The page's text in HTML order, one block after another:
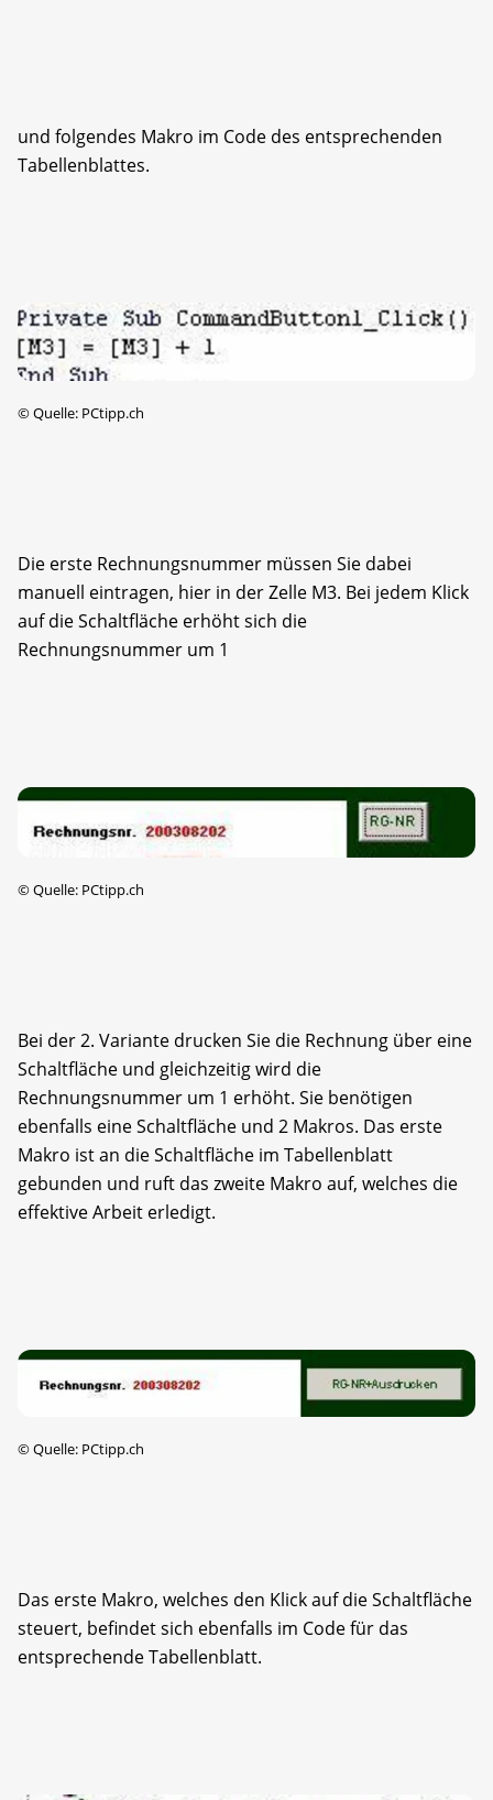
und folgendes Makro im Code des entsprechenden
Tabellenblattes.
©Quelle: PCtipp.ch
Die erste Rechnungsnummer müssen Sie dabei
manuell eintragen, hier in der Zelle M3. Bei jedem Klick
auf die Schaltfläche erhöht sich die
Rechnungsnummer um 1
©Quelle: PCtipp.ch
Bei der 2. Variante drucken Sie die Rechnung über eine
Schaltfläche und gleichzeitig wird die
Rechnungsnummer um 1 erhöht. Sie benötigen
ebenfalls eine Schaltfläche und 2 Makros. Das erste
Makro ist an die Schaltfläche im Tabellenblatt
gebunden und ruft das zweite Makro auf, welches die
effektive Arbeit erledigt.
©Quelle: PCtipp.ch
Das erste Makro, welches den Klick auf die Schaltfläche
steuert, befindet sich ebenfalls im Code für das
entsprechende Tabellenblatt.